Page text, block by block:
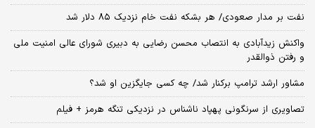
نفت بر مدار صعودی/ هر بشکه نفت خام نزدیک ۸۵ دلار شد
واکنش زیدآبادی به انتصاب محسن رضایی به دبیری شورای عالی امنیت ملی
و رفتن ذوالقدر
مشاور ارشد ترامپ برکنار شد/ چه کسی جایگزین او شد؟
تصاویری از سرنگونی پهپاد ناشناس در نزدیکی تنگه هرمز + فیلم